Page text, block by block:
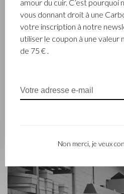
entreprise familiale renommée
maroquinerie de luxe depuis
l’époque par le maître piqueur,
de cuir, Marinus Beerens, qui
ensemble des produits de
internationale. La tradition
amour du cuir. C’est pourquoi
vous donnant droit à une
votre inscription à notre
utiliser le coupon à une valeur
de 75 € .
Non merci, je veux